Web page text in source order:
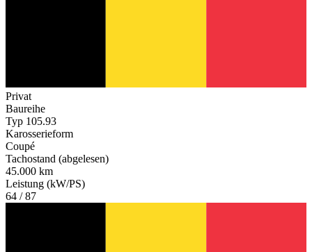
Privat
Baureihe
Typ 105.93
Karosserieform
Coupé
Tachostand (abgelesen)
45.000 km
Leistung (kW/PS)
64 / 87